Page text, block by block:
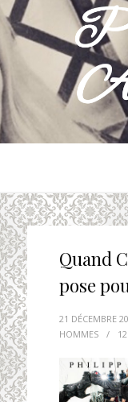
Quand
pose
21 DÉCEMBRE
HOMMES
/